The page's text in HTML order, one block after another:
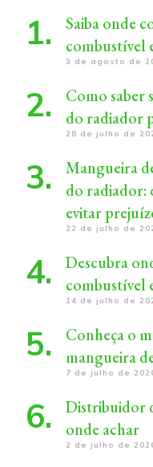
Saiba onde
combustível
3 de agosto de
Como saber
do radiador
28 de julho de
Mangueira
do radiador:
evitar
22 de julho de
Descubra
combustível
14 de julho de
Conheça o
mangueira
7 de julho de
Distribuidor
onde achar
2 de julho de